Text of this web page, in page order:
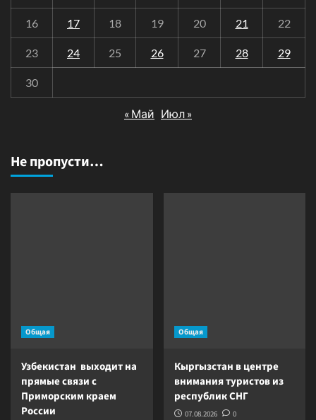
16 17 18 19 20 21 22
23 24 25 26 27 28 29
30
« Май Июл »
Не пропусти…
Общая
Узбекистан выходит на
прямые связи с
Приморским краем
России
Общая
Кыргызстан в центре
внимания туристов из
республик СНГ
07.08.2026 0